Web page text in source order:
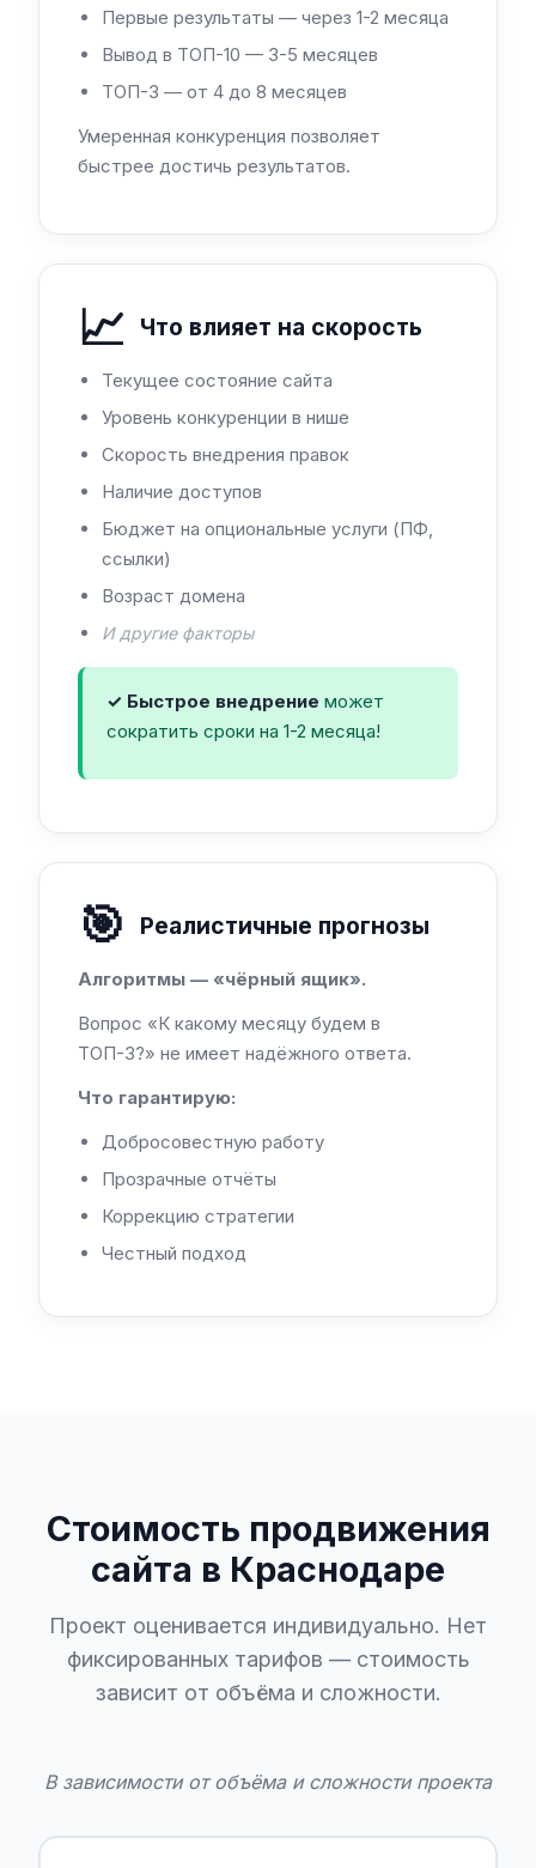
Первые результаты — через 1-2 месяца
Вывод в ТОП-10 — 3-5 месяцев
ТОП-3 — от 4 до 8 месяцев
Умеренная конкуренция позволяет
быстрее достичь результатов.
📈 Что влияет на скорость
Текущее состояние сайта
Уровень конкуренции в нише
Скорость внедрения правок
Наличие доступов
Бюджет на опциональные услуги (ПФ,
ссылки)
Возраст домена
И другие факторы
✓ Быстрое внедрение может
сократить сроки на 1-2 месяца!
🎯 Реалистичные прогнозы
Алгоритмы — «чёрный ящик».
Вопрос «К какому месяцу будем в
ТОП-3?» не имеет надёжного ответа.
Что гарантирую:
Добросовестную работу
Прозрачные отчёты
Коррекцию стратегии
Честный подход
Стоимость продвижения
сайта в Краснодаре
Проект оценивается индивидуально. Нет
фиксированных тарифов — стоимость
зависит от объёма и сложности.
В зависимости от объёма и сложности проекта